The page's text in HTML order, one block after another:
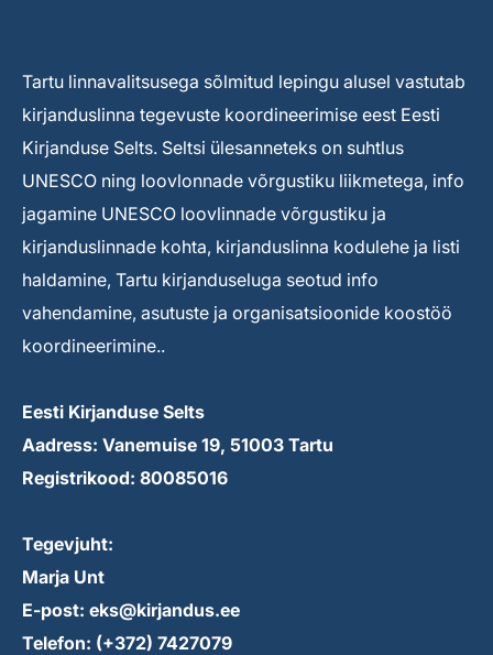
Tartu linnavalitsusega sõlmitud lepingu alusel vastutab
kirjanduslinna tegevuste koordineerimise eest Eesti
Kirjanduse Selts. Seltsi ülesanneteks on suhtlus
UNESCO ning loovlonnade võrgustiku liikmetega, info
jagamine UNESCO loovlinnade võrgustiku ja
kirjanduslinnade kohta, kirjanduslinna kodulehe ja listi
haldamine, Tartu kirjanduseluga seotud info
vahendamine, asutuste ja organisatsioonide koostöö
koordineerimine..
Eesti Kirjanduse Selts
Aadress: Vanemuise 19, 51003 Tartu
Registrikood: 80085016
Tegevjuht:
Marja Unt
E-post: eks@kirjandus.ee
Telefon: (+372) 7427079